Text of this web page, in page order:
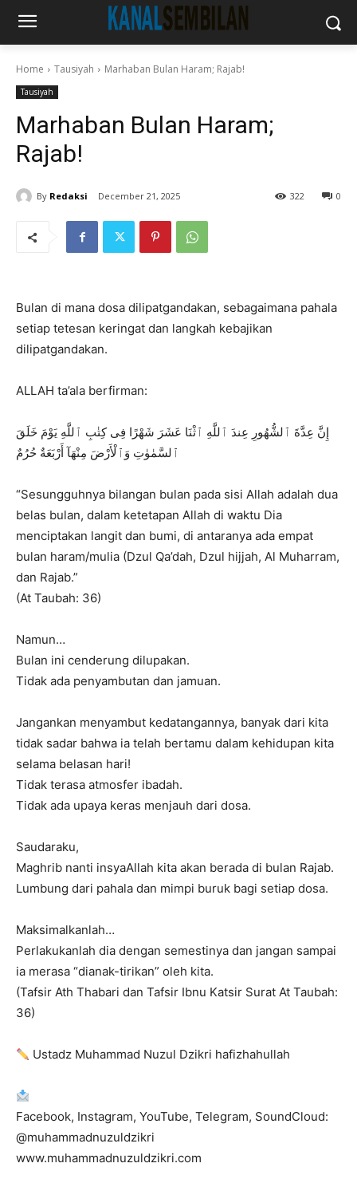
Home Tausiyah Marhaban Bulan Haram; Rajab!
Tausiyah
Marhaban Bulan Haram;
Rajab!
By Redaksi December 21, 2025 0
322
Bulan di mana dosa dilipatgandakan, sebagaimana pahala
setiap tetesan keringat dan langkah kebajikan
dilipatgandakan.
ALLAH ta’ala berfirman:
إِنَّ عِدَّةَ ٱلشُّهُورِ عِندَ ٱللَّهِ ٱثْنَا عَشَرَ شَهْرًا فِى كِتٰبِ ٱللَّهِ يَوْمَ خَلَقَ
ٱلسَّمٰوٰتِ وَٱلْأَرْضَ مِنْهَآ أَرْبَعَةٌ حُرُمٌ
“Sesungguhnya bilangan bulan pada sisi Allah adalah dua
belas bulan, dalam ketetapan Allah di waktu Dia
menciptakan langit dan bumi, di antaranya ada empat
bulan haram/mulia (Dzul Qa’dah, Dzul hijjah, Al Muharram,
dan Rajab.”
(At Taubah: 36)
Namun…
Bulan ini cenderung dilupakan.
Tidak ada penyambutan dan jamuan.
Jangankan menyambut kedatangannya, banyak dari kita
tidak sadar bahwa ia telah bertamu dalam kehidupan kita
selama belasan hari!
Tidak terasa atmosfer ibadah.
Tidak ada upaya keras menjauh dari dosa.
Saudaraku,
Maghrib nanti insyaAllah kita akan berada di bulan Rajab.
Lumbung dari pahala dan mimpi buruk bagi setiap dosa.
Maksimalkanlah…
Perlakukanlah dia dengan semestinya dan jangan sampai
ia merasa “dianak-tirikan” oleh kita.
(Tafsir Ath Thabari dan Tafsir Ibnu Katsir Surat At Taubah:
36)
Ustadz Muhammad Nuzul Dzikri hafizhahullah
Facebook, Instagram, YouTube, Telegram, SoundCloud:
@muhammadnuzuldzikri
www.muhammadnuzuldzikri.com